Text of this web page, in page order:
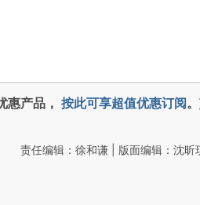
惠产品， 按此可享超值优惠订阅
责任编辑：徐和谦 | 版面编辑：沈昕